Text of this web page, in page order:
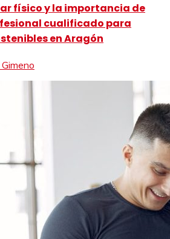
físico y la importancia de
cualificado para
en Aragón